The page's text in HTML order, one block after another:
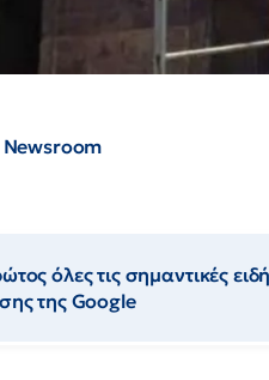
όλες τις σημαντικές
της Google